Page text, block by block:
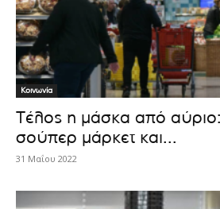
Κοινωνία
Τέλος η μάσκα από αύριο:
σούπερ μάρκετ και...
31 Μαΐου 2022